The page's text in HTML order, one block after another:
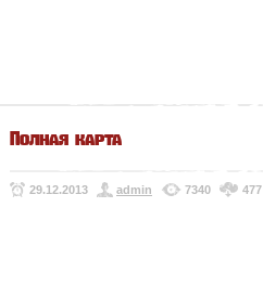
Полная карта
29.12.2013 admin 7340 477